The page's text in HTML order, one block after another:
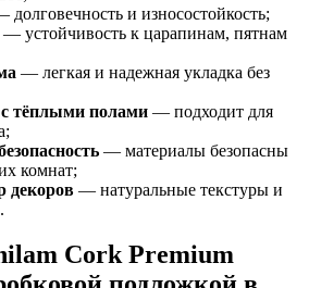
долговечность и износостойкость;
— устойчивость к царапинам, пятнам
— легкая и надежная укладка без
тёплыми полами — подходит для
— материалы безопасны
комнат;
— натуральные текстуры и
Cork Premium